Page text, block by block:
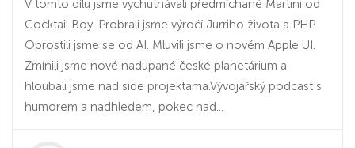
V tomto dílu jsme vychutnávali předmíchané Martini od
Cocktail Boy. Probrali jsme výročí Jurriho života a PHP.
Oprostili jsme se od AI. Mluvili jsme o novém Apple UI.
Zmínili jsme nové nadupané české planetárium a
hloubali jsme nad side projektama.Vývojářský podcast s
humorem a nadhledem, pokec nad...